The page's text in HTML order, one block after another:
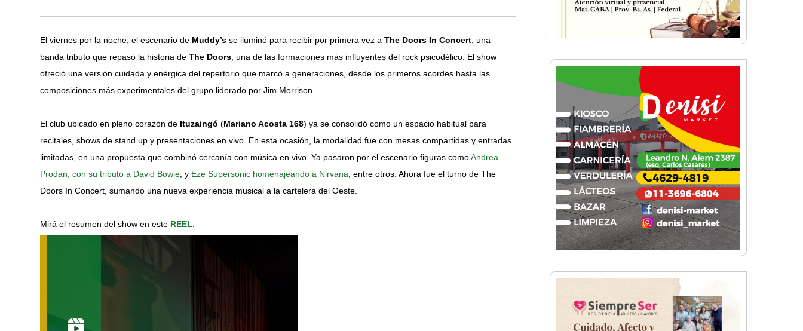
El viernes por la noche, el escenario de Muddy’s se iluminó para recibir por primera vez aThe Doors In Concert , una
banda tributo que repasó la historia deThe Doors , una de las formaciones más influyentes del rock psicodélico. El show
ofreció una versión cuidada y enérgica del repertorio que marcó a generaciones, desde los primeros acordes hasta las
composiciones más experimentales del grupo liderado por Jim Morrison.
El club ubicado en pleno corazón de Ituzaingó (Mariano Acosta 168) ya se consolidó como un espacio habitual para
recitales, shows de stand up y presentaciones en vivo. En esta ocasión, la modalidad fue con mesas compartidas y entradas
limitadas, en una propuesta que combinó cercanía con música en vivo. Ya pasaron por el escenario figuras comoAndrea
Prodan, con su tributo a David Bowie , y Eze Supersonic homenajeando a Nirvana , entre otros. Ahora fue el turno de The
Doors In Concert, sumando una nueva experiencia musical a la cartelera del Oeste.
Mirá el resumen del show en este REEL
Plaza 20 de Febrero: Avanza
una de las obras más
importantes del centro de